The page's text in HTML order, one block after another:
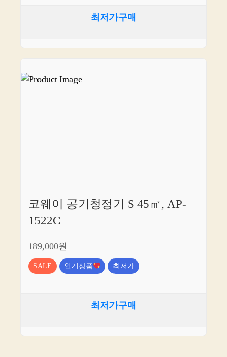
최저가구매
코웨이 공기청정기 S 45㎡, AP-
1522C
189,000원
SALE 인기상품 최저가
최저가구매